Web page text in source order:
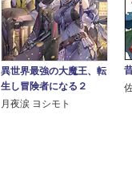
異世界最強の大魔王、転
生し冒険者になる２
月夜涙 ヨシモト